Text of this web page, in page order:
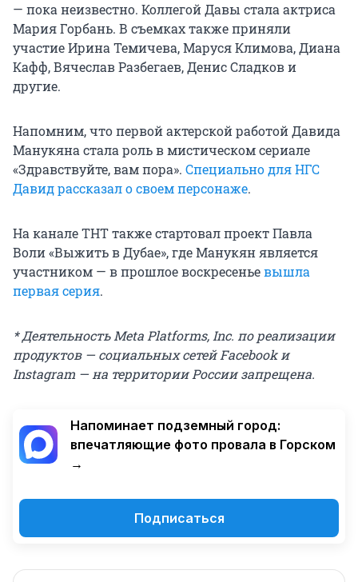
— пока неизвестно. Коллегой Давы стала актриса
Мария Горбань. В съемках также приняли
участие Ирина Темичева, Маруся Климова, Диана
Кафф, Вячеслав Разбегаев, Денис Сладков и
другие.
Напомним, что первой актерской работой Давида
Манукяна стала роль в мистическом сериале
«Здравствуйте, вам пора». Специально для НГС
Давид рассказал о своем персонаже.
На канале ТНТ также стартовал проект Павла
Воли «Выжить в Дубае», где Манукян является
участником — в прошлое воскресеньевышла
первая серия.
* Деятельность Meta Platforms, Inc. по реализации
продуктов — социальных сетей Facebook и
Instagram — на территории России запрещена.
Напоминает подземный город:
впечатляющие фото провала в Горском
→
Подписаться